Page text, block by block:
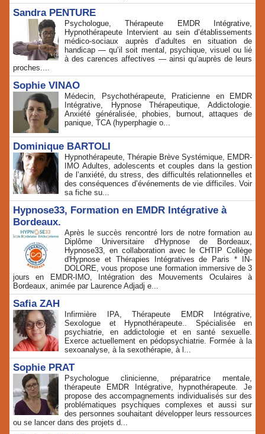
Sandra PENTURE
Psychologue, Thérapeute EMDR Intégrative,
Hypnothérapeute Intervient au sein d’établissements
médico‑sociaux auprès d’adultes en situation de
handicap — qu’il soit mental, psychique, visuel ou lié
à des carences affectives — ainsi qu’auprès de leurs
proches....
Sophie VINAO
Médecin, Psychothérapeute, Praticienne en EMDR
Intégrative, Hypnose Thérapeutique, Addictologie.
Anxiété généralisée, phobies, burnout, attaques de
panique, TCA (hyperphagie o...
Dominique BARTOLI
Hypnothérapeute, Thérapie Brève Systémique, EMDR-
IMO Adultes, adolescents et couples dans la gestion
de l’anxiété, du stress, des difficultés relationnelles et
des conséquences d’événements de vie difficiles. Voir
sa fiche su...
Hypnose33, Formation en EMDR Intégrative à
Bordeaux.
Après le succès rencontré lors de notre formation au
Diplôme Universitaire d'Hypnose de Bordeaux,
Hypnose33, en collaboration avec le CHTIP Collège
d'Hypnose et Thérapies Intégratives de Paris * IN-
DOLORE, vous propose une formation immersive de 3
jours en EMDR-IMO, Intégration des Mouvements Oculaires à
Bordeaux, animée par Laurence Adjadj e...
Safia ZAH
Infirmière IPA, Thérapeute EMDR Intégrative,
Sexologue et Hypnothérapeute.. Spécialisée en
psychiatrie, en addictologie et en santé sexuelle.
Exerce actuellement en pédopsychiatrie. Formée à la
sexoanalyse, à la sexothérapie, à l...
Sophie PRAT
Psychologue clinicienne, préparatrice mentale,
thérapeute EMDR Intégrative, hypnothérapeute. Je
propose des accompagnements individualisés sur des
problématiques psychiques complexes et aussi sur
des personnes souhaitant développer leurs ressources
ou se lancer dans des projets d...